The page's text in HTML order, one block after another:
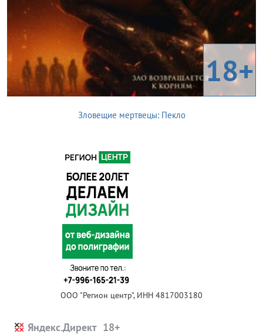
18+
Зловещие мертвецы: Пекло
ООО "Регион центр", ИНН 4817003180
Яндекс.Директ